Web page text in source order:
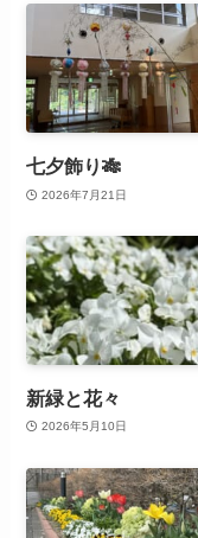
七夕飾り🎋
2026年7月21日
新緑と花々
2026年5月10日